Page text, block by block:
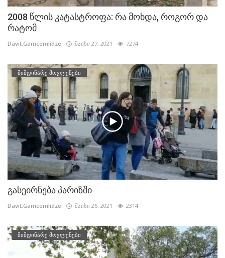
2008 წლის კატასტროფა: რა მოხდა, როგორ და
რატომ
Davit.Gamcemlidze მაისი 27, 2021 7274
მიმდინარე მოვლენები
გასეირნება პარიზში
Davit.Gamcemlidze მაისი 26, 2021 2314
მიმდინარე მოვლენები